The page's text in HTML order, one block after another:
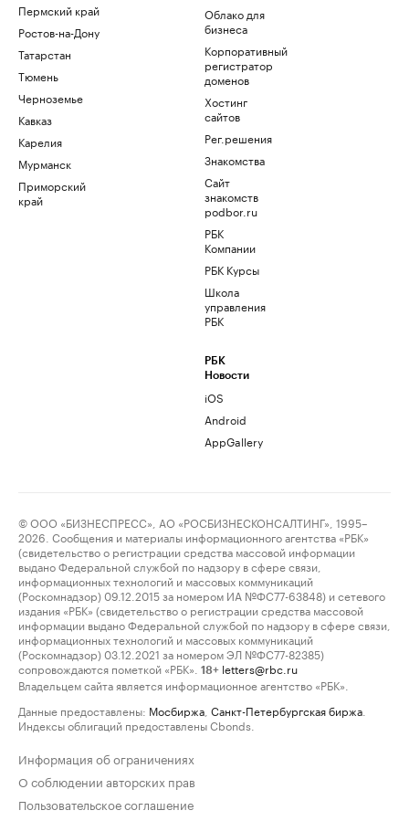
Пермский край
Ростов-на-Дону
Татарстан
Тюмень
Черноземье
Кавказ
Карелия
Мурманск
Приморский
край
Облако для
бизнеса
Корпоративный
регистратор
доменов
Хостинг
сайтов
Рег.решения
Знакомства
Сайт
знакомств
podbor.ru
РБК
Компании
РБК Курсы
Школа
управления
РБК
РБК
Новости
iOS
Android
AppGallery
© ООО «БИЗНЕСПРЕСС», АО «РОСБИЗНЕСКОНСАЛТИНГ», 1995–
2026. Сообщения и материалы информационного агентства «РБК»
(свидетельство о регистрации средства массовой информации
выдано Федеральной службой по надзору в сфере связи,
информационных технологий и массовых коммуникаций
(Роскомнадзор) 09.12.2015 за номером ИА №ФС77-63848) и сетевого
издания «РБК» (свидетельство о регистрации средства массовой
информации выдано Федеральной службой по надзору в сфере связи,
информационных технологий и массовых коммуникаций
(Роскомнадзор) 03.12.2021 за номером ЭЛ №ФС77-82385)
сопровождаются пометкой «РБК».
18+ letters@rbc.ru
Владельцем сайта является информационное агентство «РБК».
Данные предоставлены: Мосбиржа Санкт-Петербургская биржа
Индексы облигаций предоставлены Cbonds.
Информация об ограничениях
О соблюдении авторских прав
Пользовательское соглашение